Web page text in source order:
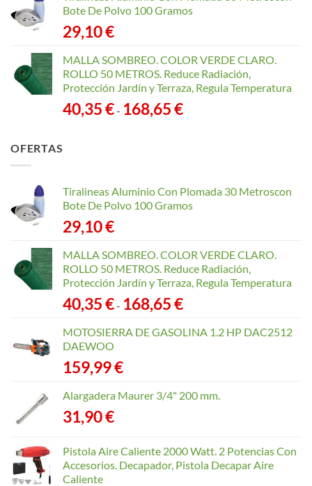
Bote De Polvo 100 Gramos
29,10€
MALLA SOMBREO. COLOR VERDE CLARO.
ROLLO 50 METROS. Reduce Radiación,
Protección Jardín y Terraza, Regula Temperatura
40,35€- 168,65€Rango
168,65 €
OFERTAS
Tiralineas Aluminio Con Plomada 30 Metroscon
Bote De Polvo 100 Gramos
29,10€
MALLA SOMBREO. COLOR VERDE CLARO.
ROLLO 50 METROS. Reduce Radiación,
Protección Jardín y Terraza, Regula Temperatura
40,35€- 168,65€Rango
precios:
MOTOSIERRA DE GASOLINA 1.2 HP DAC2512
DAEWOO
159,99€
Alargadera Maurer 3/4" 200 mm.
31,90€
Pistola Aire Caliente 2000 Watt. 2 Potencias Con
Accesorios. Decapador, Pistola Decapar Aire
Caliente